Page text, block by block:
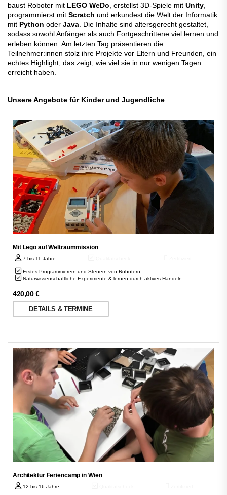
baust Roboter mit LEGO WeDo , erstellst 3D-Spiele mit Unity
programmierst mit Scratch und erkundest die Welt der Informatik
mit Python oder Java . Die Inhalte sind altersgerecht gestaltet,
sodass sowohl Anfänger als auch Fortgeschrittene viel lernen und
erleben können. Am letzten Tag präsentieren die
Teilnehmer:innen stolz ihre Projekte vor Eltern und Freunden, ein
echtes Highlight, das zeigt, wie viel sie in nur wenigen Tagen
erreicht haben.
Unsere Angebote für Kinder und Jugendliche
Mit Lego auf Weltraummission
7 bis 11 Jahre
Erstes Programmierern und Steuern von Robotern
Naturwissenschaftliche Experimente & lernen durch aktives Handeln
420,00€
DETAILS & TERMINE
Architektur Feriencamp in Wien
12 bis 16 Jahre